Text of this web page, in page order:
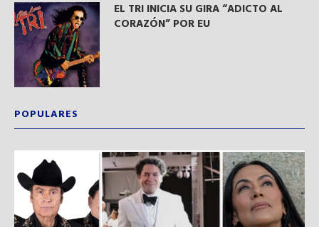
EL TRI INICIA SU GIRA “ADICTO AL
CORAZÓN” POR EU
POPULARES